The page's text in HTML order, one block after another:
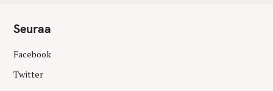
Seuraa
Facebook
Twitter